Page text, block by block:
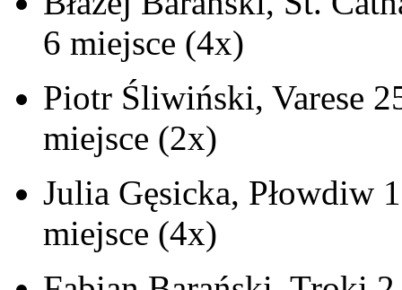
6 miejsce (4x)
Piotr Śliwiński, Varese
miejsce (2x)
Julia Gęsicka, Płowdiw
miejsce (4x)